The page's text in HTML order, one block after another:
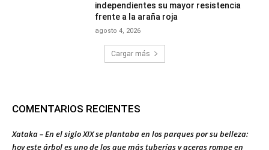
independientes su mayor resistencia
frente a la araña roja
agosto 4, 2026
Cargar más
COMENTARIOS RECIENTES
Xataka – En el siglo XIX se plantaba en los parques por su belleza:
hoy este árbol es uno de los que más tuberías y aceras rompe en